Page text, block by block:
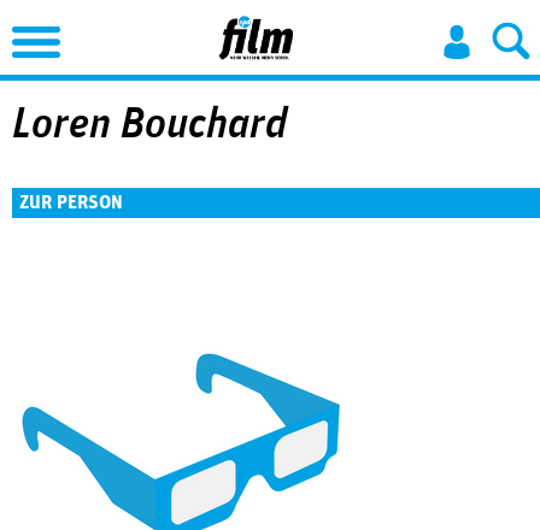
Jump to Navigation
Loren Bouchard
ZUR PERSON